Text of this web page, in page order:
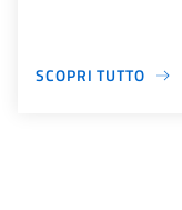
SCOPRI TUTTO